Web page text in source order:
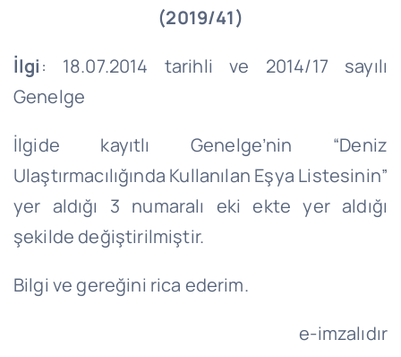
(2019/41)
İlgi: 18.07.2014 tarihli ve 2014/17 sayılı
Genelge
İlgide kayıtlı Genelge’nin “Deniz
Ulaştırmacılığında Kullanılan Eşya Listesinin”
yer aldığı 3 numaralı eki ekte yer aldığı
şekilde değiştirilmiştir.
Bilgi ve gereğini rica ederim.
e-imzalıdır